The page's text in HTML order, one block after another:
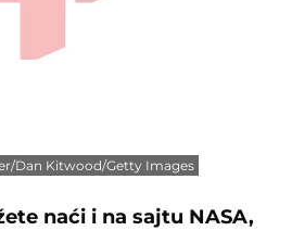
Dan Kitwood/Getty Images
naći i na sajtu NASA,